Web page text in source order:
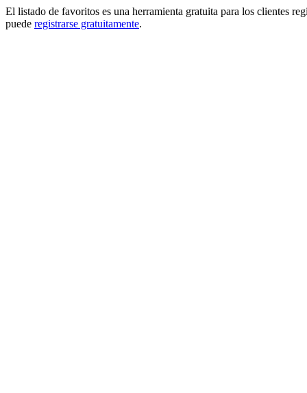
El listado de favoritos es una herramienta gratuita para los clientes
puede registrarse gratuitamente.